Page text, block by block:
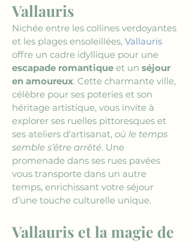
Vallauris
Nichée entre les collines verdoyantes
et les plages ensoleillées, Vallauris
offre un cadre idyllique pour une
escapade romantique et un séjour
en amoureux. Cette charmante ville,
célèbre pour ses poteries et son
héritage artistique, vous invite à
explorer ses ruelles pittoresques et
ses ateliers d'artisanat, où le temps
semble s’être arrêté. Une
promenade dans ses rues pavées
vous transporte dans un autre
temps, enrichissant votre séjour
d’une touche culturelle unique.
Vallauris et la magie de